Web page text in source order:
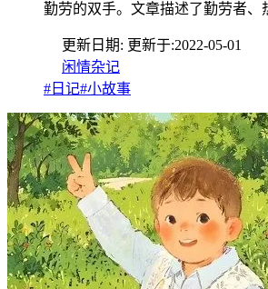
勤劳的双手。文章描述了勤劳者
更新日期: 更新于:2022-05-01
闲情杂记
#日记#小故事